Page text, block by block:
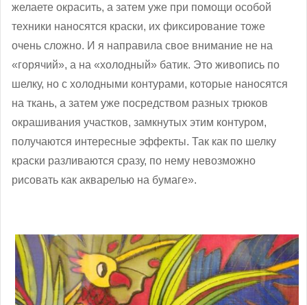
желаете окрасить, а затем уже при помощи особой
техники наносятся краски, их фиксирование тоже
очень сложно. И я направила свое внимание не на
«горячий», а на «холодный» батик. Это живопись по
шелку, но с холодными контурами, которые наносятся
на ткань, а затем уже посредством разных трюков
окрашивания участков, замкнутых этим контуром,
получаются интересные эффекты. Так как по шелку
краски разливаются сразу, по нему невозможно
рисовать как акварелью на бумаге».